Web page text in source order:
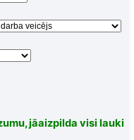
jāaizpilda visi lauki